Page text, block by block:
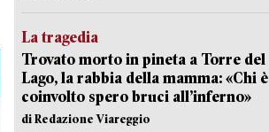
La tragedia
Trovato morto in pineta a Torre del
Lago, la rabbia della mamma: «Chi è
coinvolto spero bruci all’inferno»
di Redazione Viareggio